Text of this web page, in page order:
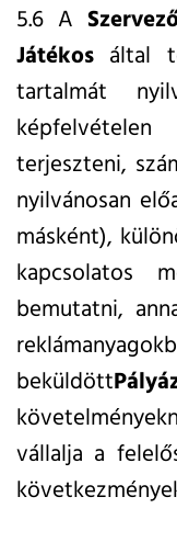
5.6 A
Játékos által
tartalmát
terjeszteni,
nyilvánosan
másként),
kapcsolatos
bemutatni,
beküldött
vállalja a